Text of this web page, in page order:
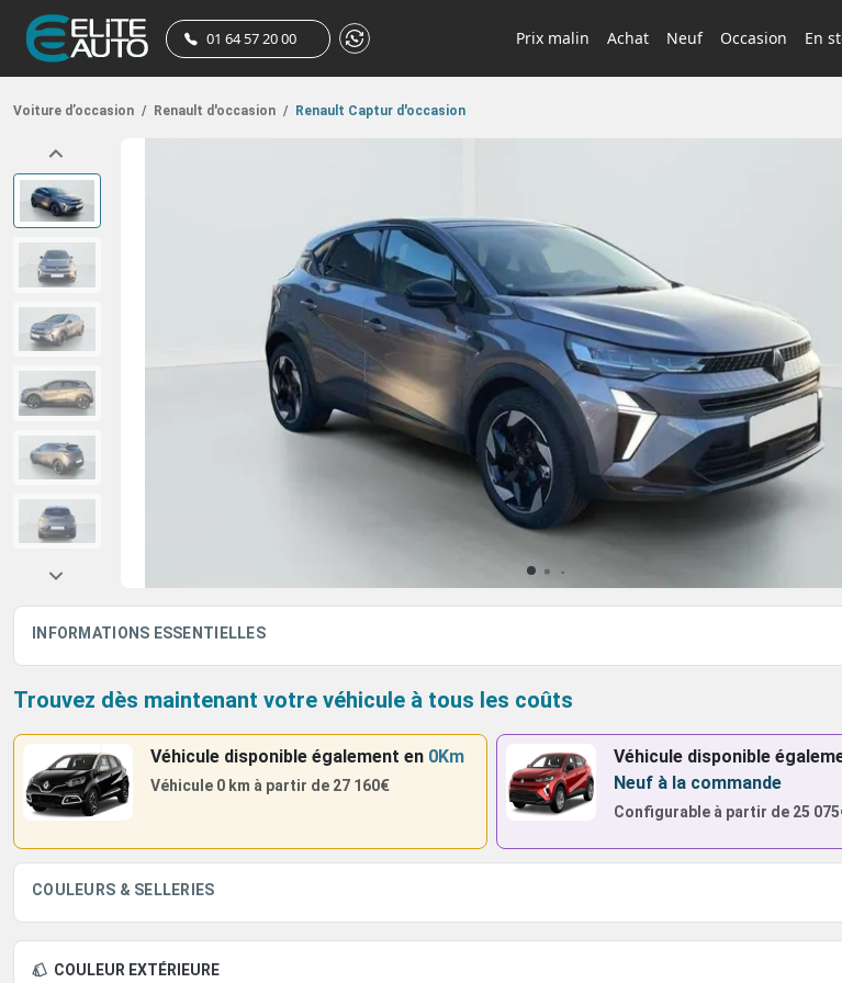
01 64 57 20 00 Prix malin Achat Neuf Occasion En
Voiture d’occasion / Renault d'occasion / Renault Captur d'occasion
INFORMATIONS ESSENTIELLES
Trouvez dès maintenant votre véhicule à tous les coûts
Véhicule disponible également en 0Km
Véhicule 0 km à partir de 27 160€
Véhicule disponible
Neuf à la commande
Configurable à partir de25
COULEURS & SELLERIES
COULEUR EXTÉRIEURE